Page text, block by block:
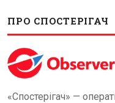
ПРО СПОСТЕРІГАЧ
«Спостерігач» —